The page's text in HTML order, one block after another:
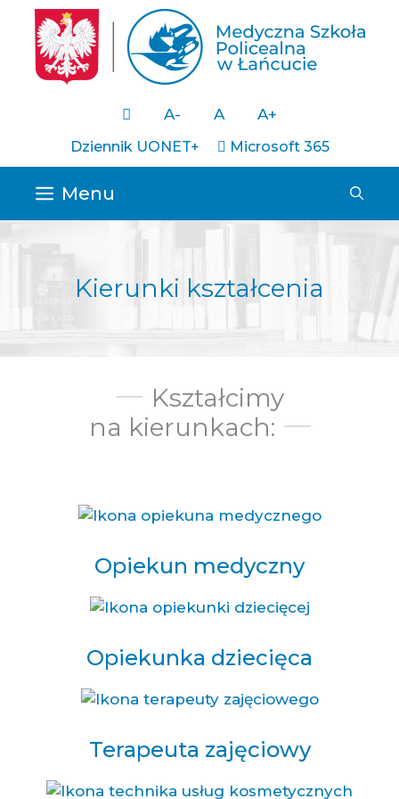
Przejdź
treści
A- A A+
Dziennik UONET+ Microsoft 365
Menu
Kierunki kształcenia
Kształcimy
na kierunkach:
Opiekun medyczny
Opiekunka dziecięca
Terapeuta zajęciowy
opcjonalne. Są
funkcjonowania
internetowej.
Statystyka
Abyśmy mogli
poprawić
i strukturę
internetowej,